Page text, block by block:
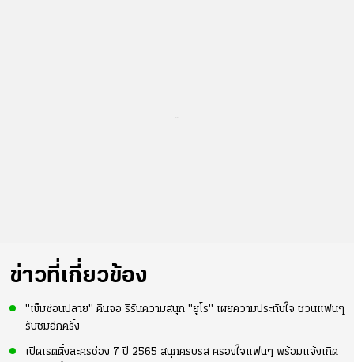
ข่าวที่เกี่ยวข้อง
"เข็มซ่อนปลาย" คืนจอ รีรันความสนุก "ยูโร" เผยความประทับใจ ชวนแฟนๆ
รับชมอีกครั้ง
เปิดเรตติ้งละครช่อง 7 ปี 2565 สนุกครบรส ครองใจแฟนๆ พร้อมแจ้งเกิด